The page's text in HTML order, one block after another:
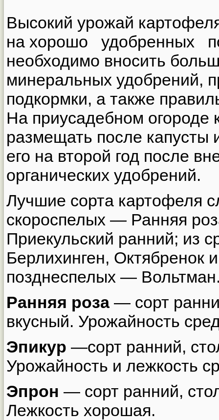
Высокий урожай
на хорошо удобренных
необходимо вносить
минеральных удобрений,
подкормки, а также
На приусадебном огороде
размещать после капусты
его на второй год после
органических удобрений.
Лучшие сорта картофеля
скороспелых — Ранняя
Приекульский ранний; из
Берлихинген, Октябренок
позднеспелых —
Ранняя роза— сорт
вкусный. Урожайность
Эпикур —сорт ранний,
Урожайность и лежкость
Эпрон — сорт ранний,
Лежкость хорошая.